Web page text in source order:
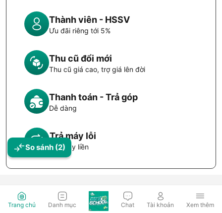
So sánh (2)
Thành viên - HSSV
Ưu đãi riêng tới 5%
Thu cũ đổi mới
Thu cũ giá cao, trợ giá lên đời
Thanh toán - Trả góp
Dễ dàng
Trả máy lỗi
Đổi máy liền
Trang chủ Danh mục Chat Tài khoản Xem thêm